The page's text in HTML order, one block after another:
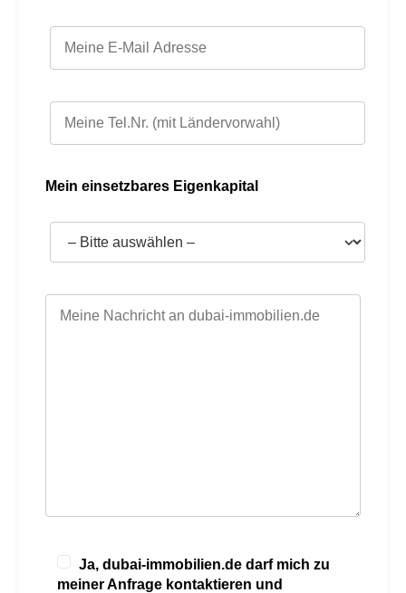
Mein einsetzbares Eigenkapital
Ja, dubai-immobilien.de darf mich zu
meiner Anfrage kontaktieren und